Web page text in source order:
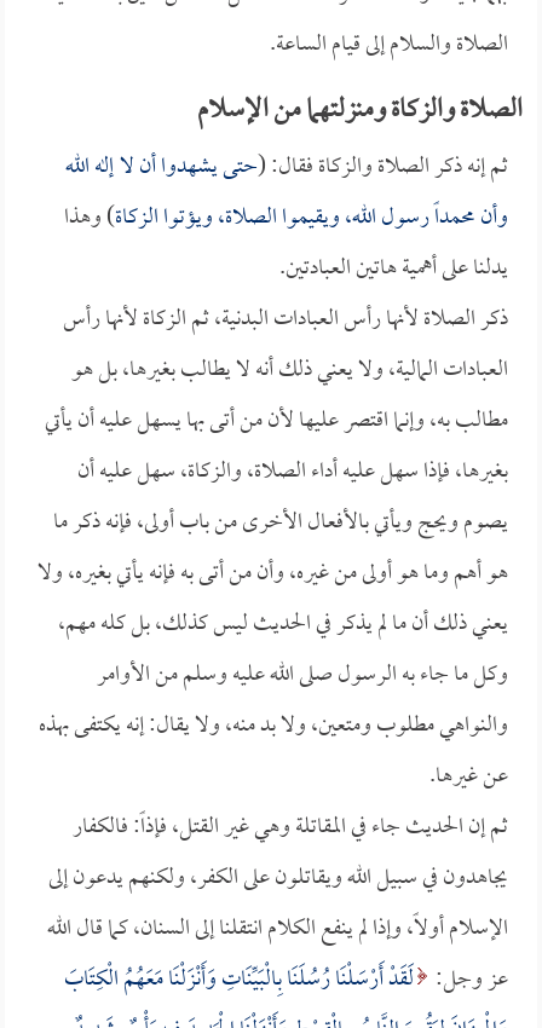
الصلاة والسلام إلى قيام الساعة.
الصلاة والزكاة ومنزلتهما من الإسلام
ثم إنه ذكر الصلاة والزكاة فقال: (حتى يشهدوا أن لا إله الله
وأن محمداً رسول الله، ويقيموا الصلاة، ويؤتوا الزكاة) وهذا
يدلنا على أهمية هاتين العبادتين.
ذكر الصلاة لأنها رأس العبادات البدنية، ثم الزكاة لأنها رأس
العبادات المالية، ولا يعني ذلك أنه لا يطالب بغيرها، بل هو
مطالب به، وإنما اقتصر عليها لأن من أتى بها يسهل عليه أن يأتي
بغيرها، فإذا سهل عليه أداء الصلاة، والزكاة، سهل عليه أن
يصوم ويحج ويأتي بالأفعال الأخرى من باب أولى، فإنه ذكر ما
هو أهم وما هو أولى من غيره، وأن من أتى به فإنه يأتي بغيره، ولا
يعني ذلك أن ما لم يذكر في الحديث ليس كذلك، بل كله مهم،
وكل ما جاء به الرسول صلى الله عليه وسلم من الأوامر
والنواهي مطلوب ومتعين، ولا بد منه، ولا يقال: إنه يكتفى بهذه
عن غيرها.
ثم إن الحديث جاء في المقاتلة وهي غير القتل، فإذاً: فالكفار
يجاهدون في سبيل الله ويقاتلون على الكفر، ولكنهم يدعون إلى
الإسلام أولاً، وإذا لم ينفع الكلام انتقلنا إلى السنان، كما قال الله
عز وجل: لَقَدْ أَرْسَلْنَا رُسُلَنَا بِالْبَيِّنَاتِ وَأَنْزَلْنَا مَعَهُمُ الْكِتَابَ